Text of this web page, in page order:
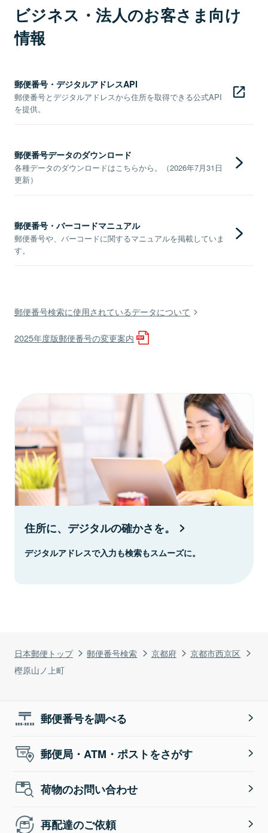
日本郵便トップ 郵便番号検索 京都府
京都市西京区
樫原山ノ上町
ビジネス・法人のお客さま向け
情報
郵便番号・デジタルアドレスAPI
郵便番号とデジタルアドレスから住所を取得できる公式API
を提供。
郵便番号データのダウンロード
各種データのダウンロードはこちらから。（2026年7月31日
更新）
郵便番号・バーコードマニュアル
郵便番号や、バーコードに関するマニュアルを掲載していま
す。
郵便番号検索に使用されているデータについて
2025年度版郵便番号の変更案内
住所に、デジタルの確かさを。
デジタルアドレスで入力も検索もスムーズに。
郵便番号を調べる
郵便局・ATM・ポストをさがす
荷物のお問い合わせ
再配達のご依頼